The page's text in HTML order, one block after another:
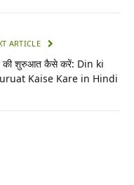
ARTICLE
की शुरुआत कैसे करें: Din ki
Kaise Kare in Hindi